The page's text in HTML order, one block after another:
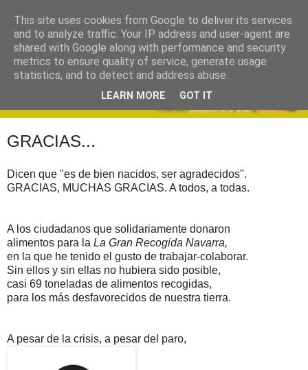
GRACIAS...
Dicen que "es de bien nacidos, ser agradecidos".
GRACIAS, MUCHAS GRACIAS. A todos, a todas.
A los ciudadanos que solidariamente donaron
alimentos para la La Gran Recogida Navarra,
en la que he tenido el gusto de trabajar-colaborar.
Sin ellos y sin ellas no hubiera sido posible,
casi 69 toneladas de alimentos recogidas,
para los más desfavorecidos de nuestra tierra.
A pesar de la crisis, a pesar del paro,
This site uses cookies from Google to deliver its services
and to analyze traffic. Your IP address and user-agent are
shared with Google along with performance and security
metrics to ensure quality of service, generate usage
statistics, and to detect and address abuse.
LEARN MORE GOT IT